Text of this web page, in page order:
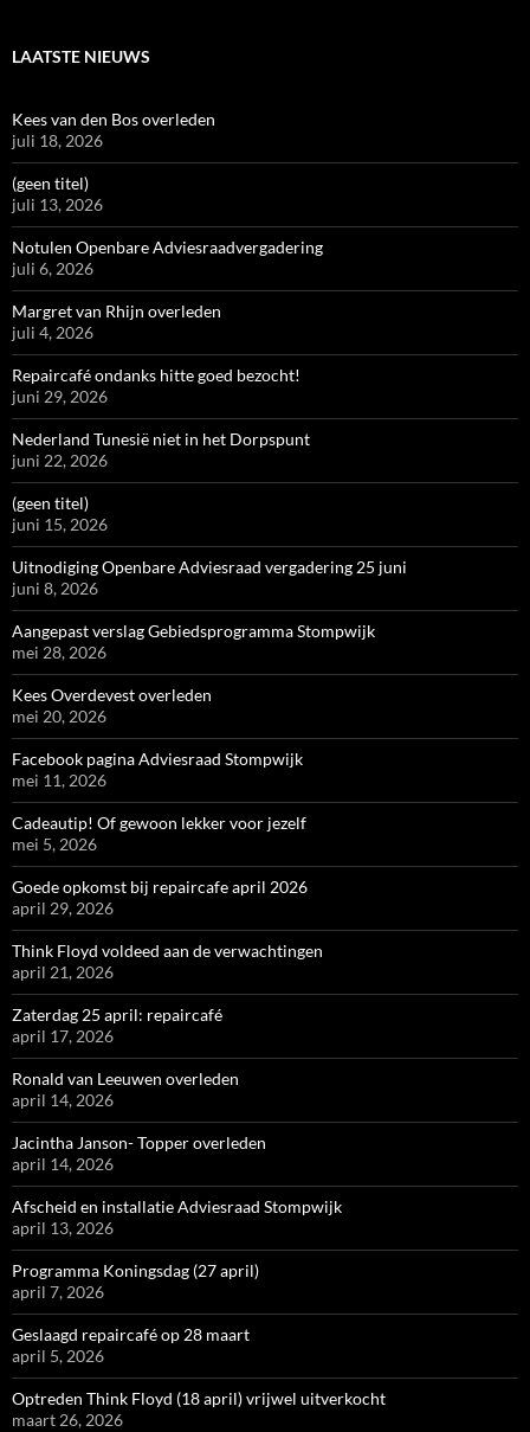
LAATSTE NIEUWS
Kees van den Bos overleden
juli 18, 2026
(geen titel)
juli 13, 2026
Notulen Openbare Adviesraadvergadering
juli 6, 2026
Margret van Rhijn overleden
juli 4, 2026
Repaircafé ondanks hitte goed bezocht!
juni 29, 2026
Nederland Tunesië niet in het Dorpspunt
juni 22, 2026
(geen titel)
juni 15, 2026
Uitnodiging Openbare Adviesraad vergadering 25 juni
juni 8, 2026
Aangepast verslag Gebiedsprogramma Stompwijk
mei 28, 2026
Kees Overdevest overleden
mei 20, 2026
Facebook pagina Adviesraad Stompwijk
mei 11, 2026
Cadeautip! Of gewoon lekker voor jezelf
mei 5, 2026
Goede opkomst bij repaircafe april 2026
april 29, 2026
Think Floyd voldeed aan de verwachtingen
april 21, 2026
Zaterdag 25 april: repaircafé
april 17, 2026
Ronald van Leeuwen overleden
april 14, 2026
Jacintha Janson- Topper overleden
april 14, 2026
Afscheid en installatie Adviesraad Stompwijk
april 13, 2026
Programma Koningsdag (27 april)
april 7, 2026
Geslaagd repaircafé op 28 maart
april 5, 2026
Optreden Think Floyd (18 april) vrijwel uitverkocht
maart 26, 2026